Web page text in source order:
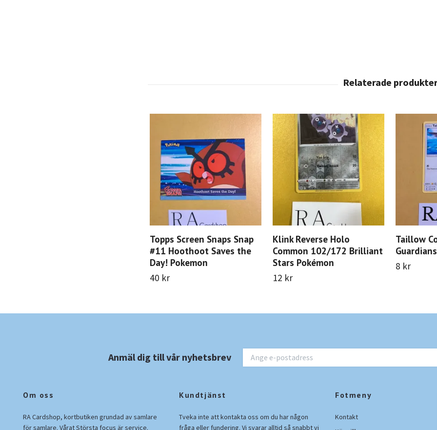
Topps Screen Snaps Snap
#11 Hoothoot Saves the
Day! Pokemon
40 kr
Klink Reverse Holo
Common 102/172 Brilliant
Stars Pokémon
12 kr
Taillow
8 kr
Anmäl dig till vår nyhetsbrev
Om oss
RA Cardshop, kortbutiken grundad av samlare
för samlare. Vårat Största focus är service.
Kundtjänst
Tveka inte att kontakta oss om du har någon
fråga eller fundering. Vi svarar alltid så snabbt vi
Fotmeny
Kontakt